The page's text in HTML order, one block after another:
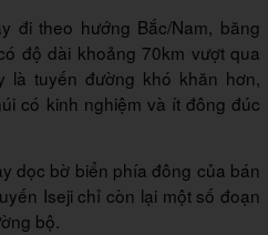
đi theo hướng Bắc/Nam, băng
độ dài khoảng 70km vượt qua
là tuyến đường khó khăn hơn,
có kinh nghiệm và ít đông đúc
dọc bờ biển phía đông của bán
Iseji chỉ còn lại một số đoạn
bộ.